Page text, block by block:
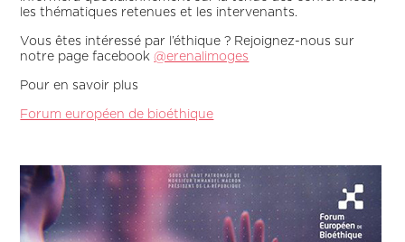
les thématiques retenues et les intervenants.
Vous êtes intéressé par l’éthique ? Rejoignez-nous sur
notre page facebook@erenalimoges
Pour en savoir plus
Forum européen de bioéthique